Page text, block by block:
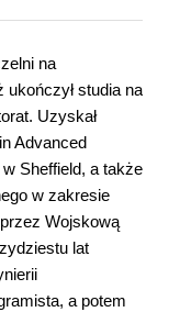
na
ukończył studia na
Uzyskał
Advanced
Sheffield, a także
w zakresie
Wojskową
lat
a potem